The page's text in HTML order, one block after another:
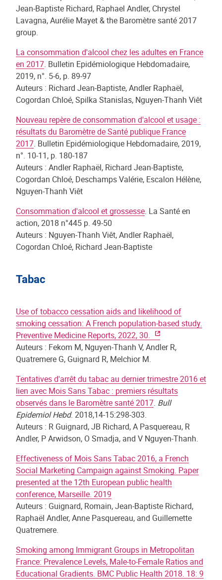
Jean-Baptiste Richard, Raphael Andler, Chrystel
Lavagna, Aurélie Mayet & the Baromètre santé 2017
group.
La consommation d'alcool chez les adultes en France
en 2017. Bulletin Epidémiologique Hebdomadaire,
2019, n°. 5-6, p. 89-97
Auteurs : Richard Jean-Baptiste, Andler Raphaël,
Cogordan Chloé, Spilka Stanislas, Nguyen-Thanh Viêt
Nouveau repère de consommation d'alcool et usage :
résultats du Baromètre de Santé publique France
2017. Bulletin Epidémiologique Hebdomadaire, 2019,
n°. 10-11, p. 180-187
Auteurs : Andler Raphaël, Richard Jean-Baptiste,
Cogordan Chloé, Deschamps Valérie, Escalon Hélène,
Nguyen-Thanh Viêt
Consommation d'alcool et grossesse. La Santé en
action, 2018 n°445 p. 49-50
Auteurs : Nguyen-Thanh Viêt, Andler Raphaël,
Cogordan Chloé, Richard Jean-Baptiste
Tabac
Use of tobacco cessation aids and likelihood of
smoking cessation: A French population-based study.
Preventive Medicine Reports, 2022, 30.
Auteurs : Fekom M, Nguyen-Thanh V, Andler R,
Quatremere G, Guignard R, Melchior M.
Tentatives d'arrêt du tabac au dernier trimestre 2016 et
lien avec Mois Sans Tabac : premiers résultats
observés dans le Baromètre santé 2017. Bull
Epidemiol Hebd. 2018,14-15:298-303.
Auteurs : R Guignard, JB Richard, A Pasquereau, R
Andler, P Arwidson, O Smadja, and V Nguyen-Thanh.
Effectiveness of Mois Sans Tabac 2016, a French
Social Marketing Campaign against Smoking. Paper
presented at the 12th European public health
conference, Marseille. 2019
Auteurs : Guignard, Romain, Jean-Baptiste Richard,
Raphaël Andler, Anne Pasquereau, and Guillemette
Quatremere.
Smoking among Immigrant Groups in Metropolitan
France: Prevalence Levels, Male-to-Female Ratios and
Educational Gradients. BMC Public Health 2018. 18: 9